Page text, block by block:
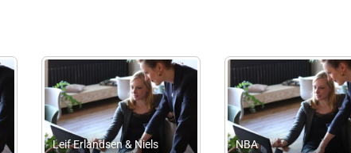
Brockstedt-Kaalund